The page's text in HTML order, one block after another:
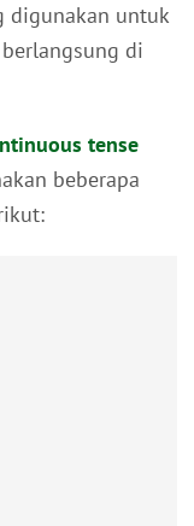
digunakan untuk
di
tense
beberapa